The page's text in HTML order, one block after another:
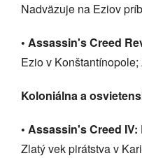
Nadväzuje na Eziov
• Assassin's Creed
Ezio v
Koloniálna a
• Assassin's Creed IV:
Zlatý vek pirátstva v